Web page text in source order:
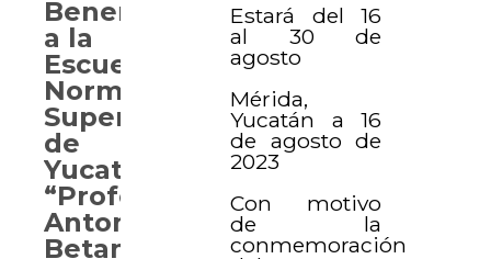
Estará del 16
al 30 de
agosto
Mérida,
Yucatán a 16
de agosto de
2023
Con motivo
de la
conmemoración
Benemérita
a la
Escuela
Normal
Superior
de
Yucatán
“Profesor
Antonio
Betancourt